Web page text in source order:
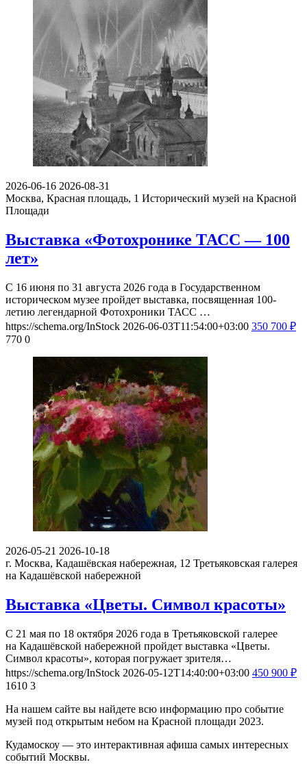
2026-06-16 2026-08-31
Москва, Красная площадь, 1 Исторический музей на Красной
Площади
Выставка «Фотохронике ТАСС — 100
лет»
С 16 июня по 31 августа 2026 года в Государственном
историческом музее пройдет выставка, посвященная 100-
летию легендарной Фотохроники ТАСС …
https://schema.org/InStock 2026-06-03T11:54:00+03:00 350 700 ₽
770 0
2026-05-21 2026-10-18
г. Москва, Кадашёвская набережная, 12 Третьяковская галерея
на Кадашёвской набережной
Выставка «Цветы. Символ красоты»
С 21 мая по 18 октября 2026 года в Третьяковской галерее
на Кадашёвской набережной пройдет выставка «Цветы.
Символ красоты», которая погружает зрителя…
https://schema.org/InStock 2026-05-12T14:40:00+03:00 450 900 ₽
1610 3
На нашем сайте вы найдете всю информацию про событие
музей под открытым небом на Красной площади 2023.
Кудамоскоу — это интерактивная афиша самых интересных
событий Москвы.